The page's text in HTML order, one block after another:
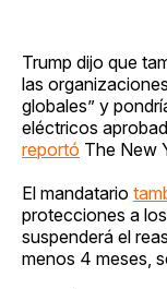
Trump dijo que
las
globales” y
eléctricos
reportó The New
El mandatario
protecciones a
suspenderá el
menos 4 meses,